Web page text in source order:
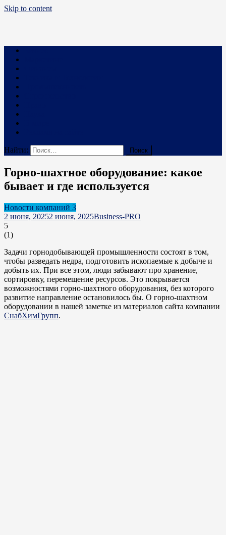
Skip to content
Business PRO
Новости про бизнес и не только
Найти:
Горно-шахтное оборудование: какое
бывает и где используется
Новости компаний 3
2 июня, 20252 июня, 2025Business-PRO
5
(1)
Задачи горнодобывающей промышленности состоят в том,
чтобы разведать недра, подготовить ископаемые к добыче и
добыть их. При все этом, люди забывают про хранение,
сортировку, перемещение ресурсов. Это покрывается
возможностями горно-шахтного оборудования, без которого
развитие направление остановилось бы. О горно-шахтном
оборудовании в нашей заметке из материалов сайта компании
СнабХимГрупп.